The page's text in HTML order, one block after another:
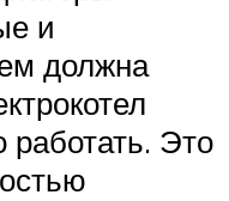
и
должна
Это